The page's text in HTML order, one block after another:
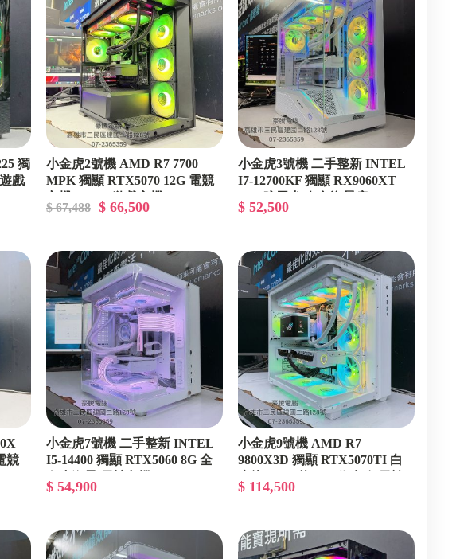
獨
戲
小金虎2號機 AMD R7 7700
MPK 獨顯 RTX5070 12G 電競
$ 67,488 $ 66,500
小金虎3號機 二手整新 INTEL
I7-12700KF 獨顯 RX9060XT
$ 52,500
競
小金虎7號機 二手整新 INTEL
I5-14400 獨顯 RTX5060 8G 全
$ 54,900
小金虎9號機 AMD R7
9800X3D 獨顯 RTX5070TI 白
主機
$ 114,500